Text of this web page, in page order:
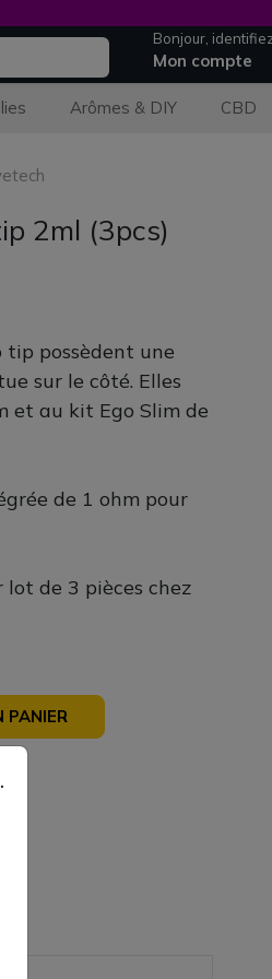
Bonjour,
Mon compte
Arômes & DIY CBD
2ml (3pcs)
tip possèdent une
sur le côté. Elles
et au kit Ego Slim de
de 1 ohm pour
de 3 pièces chez
PANIER